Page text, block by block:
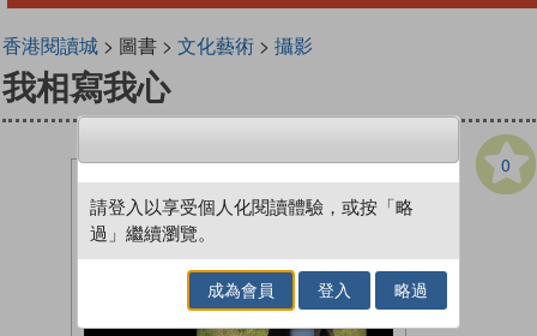
香港閱讀城> 圖書 > 文化藝術> 攝影
我相寫我心
0
請登入以享受個人化閱讀體驗，或按「略
過」繼續瀏覽。
成為會員 登入 略過